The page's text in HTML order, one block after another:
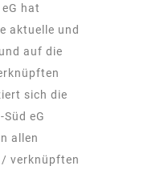
hat
aktuelle und
auf die
sich die
eG
allen
verknüpften